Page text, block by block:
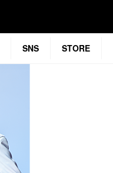
SNS STORE